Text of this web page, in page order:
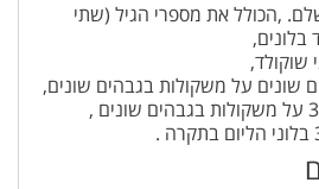
,הכולל את מספרי הגיל (שתי
שוקולד,
צבע אחר.